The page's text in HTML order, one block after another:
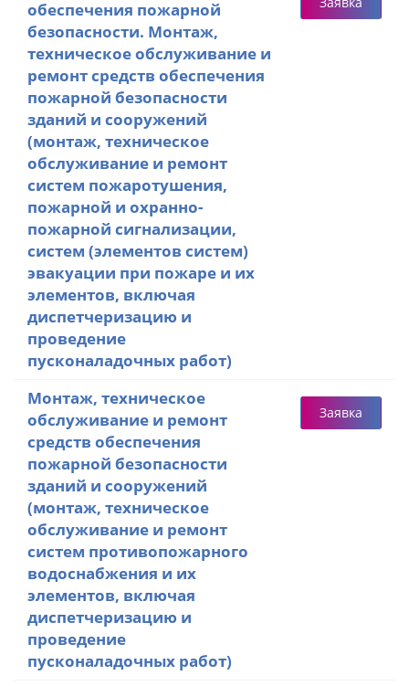
обеспечения пожарной
безопасности. Монтаж,
техническое обслуживание и
ремонт средств обеспечения
пожарной безопасности
зданий и сооружений
(монтаж, техническое
обслуживание и ремонт
систем пожаротушения,
пожарной и охранно-
пожарной сигнализации,
систем (элементов систем)
эвакуации при пожаре и их
элементов, включая
диспетчеризацию и
проведение
пусконаладочных работ)
Монтаж, техническое
обслуживание и ремонт
средств обеспечения
пожарной безопасности
зданий и сооружений
(монтаж, техническое
обслуживание и ремонт
систем противопожарного
водоснабжения и их
элементов, включая
диспетчеризацию и
проведение
пусконаладочных работ)
Заявка